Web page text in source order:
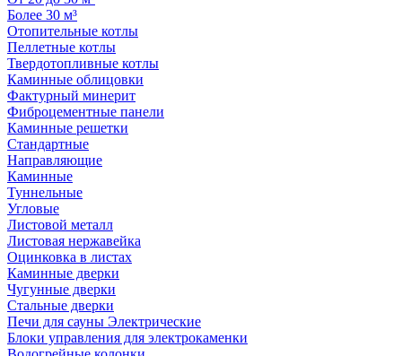
Более 30 м³
Отопительные котлы
Пеллетные котлы
Твердотопливные котлы
Каминные облицовки
Фактурный минерит
Фиброцементные панели
Каминные решетки
Стандартные
Направляющие
Каминные
Туннельные
Угловые
Листовой металл
Листовая нержавейка
Оцинковка в листах
Каминные дверки
Чугунные дверки
Стальные дверки
Печи для сауны Электрические
Блоки управления для электрокаменки